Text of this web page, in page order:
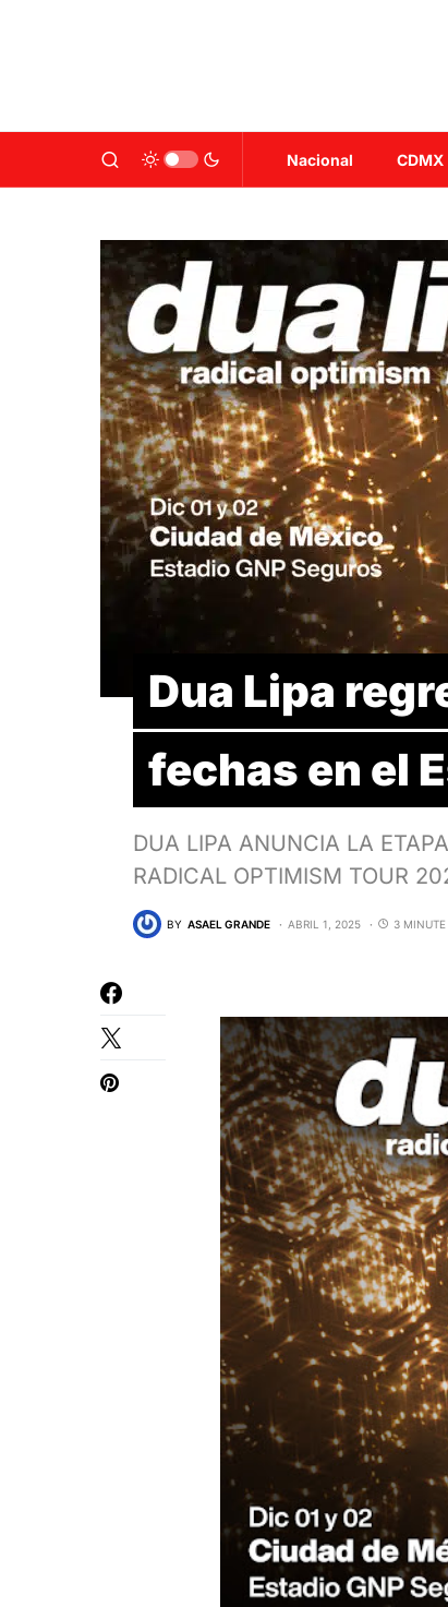
Nacional CDMX
Dua Lipa
fechas en el
DUA LIPA ANUNCIA LA
RADICAL OPTIMISM TOUR
BY ASAEL GRANDE ABRIL 1, 2025 3 MINUTE